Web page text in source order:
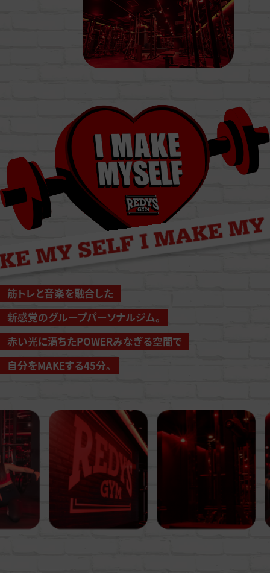
筋トレと音楽を融合した
新感覚のグループパーソナルジム。
赤い光に満ちたPOWERみなぎる空間で
自分をMAKEする45分。